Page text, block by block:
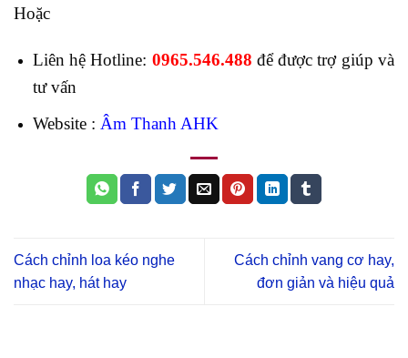
Hoặc
Liên hệ Hotline: 0965.546.488 để được trợ giúp và
tư vấn
Website : Âm Thanh AHK
Cách chỉnh loa kéo nghe
nhạc hay, hát hay
Cách chỉnh vang cơ hay,
đơn giản và hiệu quả